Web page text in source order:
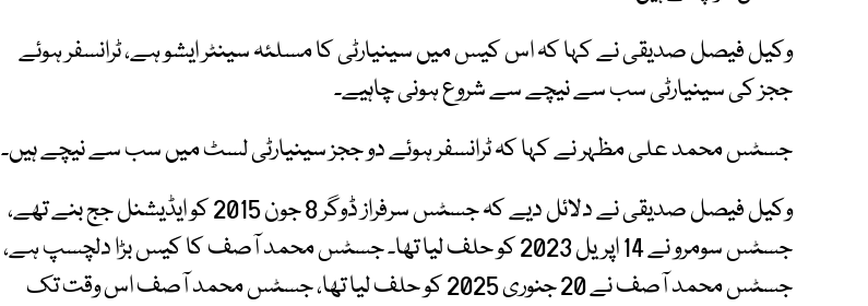
وکیل فیصل صدیقی نے کہا کہ اس کیس میں سینیارٹی کا مسلئہ سینٹر ایشو ہے، ٹرانسفر ہوئے
ججز کی سینیارٹی سب سے نیچے سے شروع ہونی چاہیے۔
جسٹس محمد علی مظہر نے کہا کہ ٹرانسفر ہوئے دو ججز سینیارٹی لسٹ میں سب سے نیچے ہیں۔
وکیل فیصل صدیقی نے دلائل دیے کہ جسٹس سرفراز ڈوگر 8 جون 2015 کو ایڈیشنل جج بنے تھے،
جسٹس سومرو نے 14 اپریل 2023 کو حلف لیا تھا۔ جسٹس محمد آصف کا کیس بڑا دلچسپ ہے،
جسٹس محمد آصف نے 20 جنوری 2025 کو حلف لیا تھا، جسٹس محمد آصف اس وقت تک